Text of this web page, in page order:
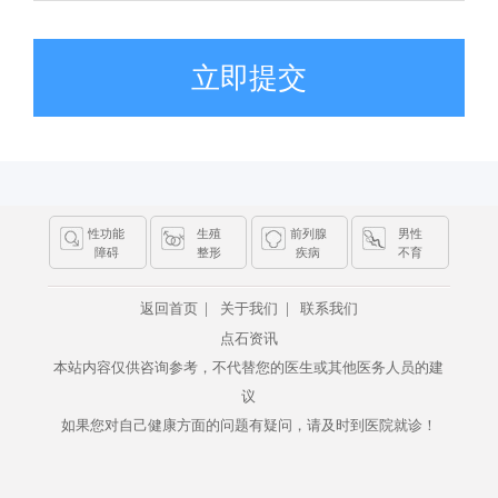
立即提交
性功能
障碍
生殖
整形
前列腺
疾病
男性
不育
返回首页 | 关于我们 |
联系我们
点石资讯
本站内容仅供咨询参考，不代替您的医生或其他医务人员的建
议
如果您对自己健康方面的问题有疑问，请及时到医院就诊！